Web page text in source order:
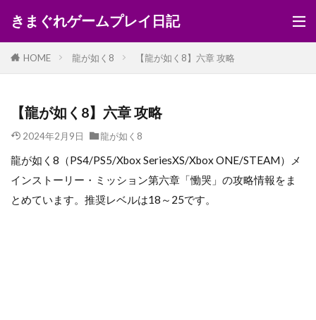
きまぐれゲームプレイ日記
HOME 龍が如く8 【龍が如く8】六章 攻略
【龍が如く8】六章 攻略
2024年2月9日 龍が如く8
龍が如く8（PS4/PS5/Xbox SeriesXS/Xbox ONE/STEAM）メ
インストーリー・ミッション第六章「慟哭」の攻略情報をま
とめています。推奨レベルは18～25です。